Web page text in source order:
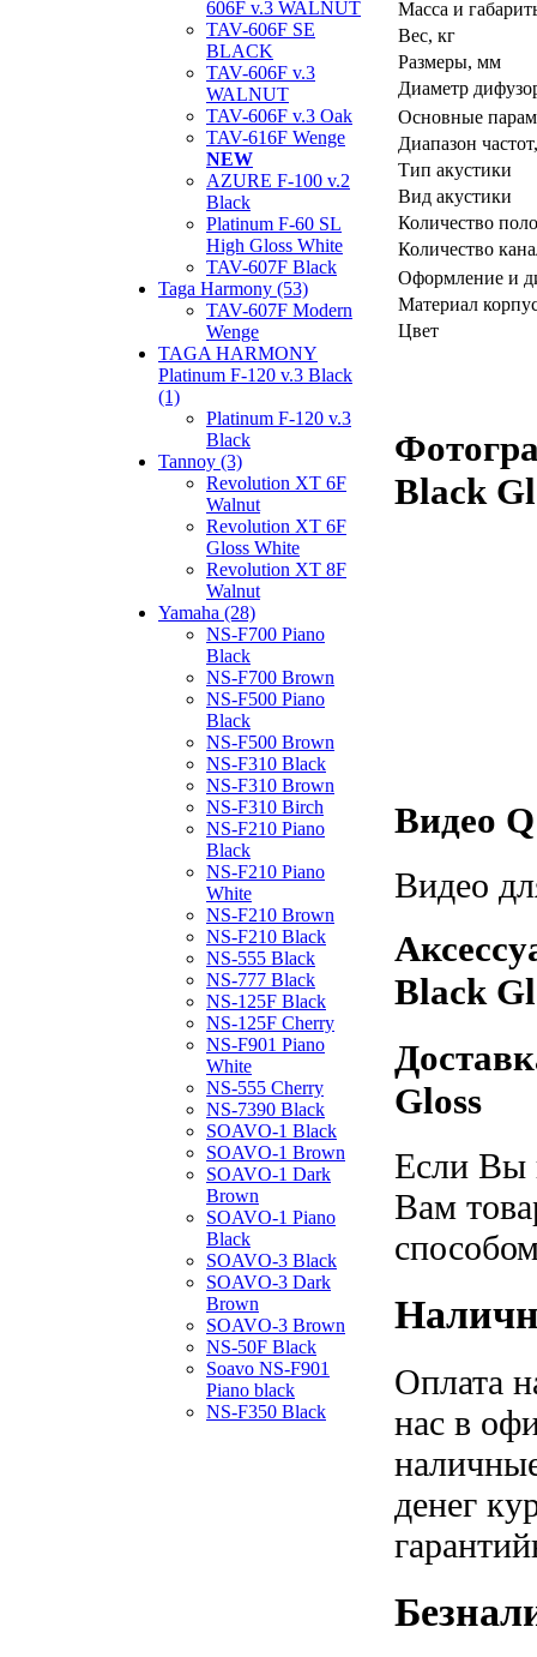
606F v.3 WALNUT
TAV-606F SE
BLACK
TAV-606F v.3
WALNUT
TAV-606F v.3 Oak
TAV-616F Wenge
NEW
AZURE F-100 v.2
Black
Platinum F-60 SL
High Gloss White
TAV-607F Black
Taga Harmony (53)
TAV-607F Modern
Wenge
TAGA HARMONY
Platinum F-120 v.3 Black
(1)
Platinum F-120 v.3
Black
Tannoy (3)
Revolution XT 6F
Walnut
Revolution XT 6F
Gloss White
Revolution XT 8F
Walnut
Yamaha (28)
NS-F700 Piano
Black
NS-F700 Brown
NS-F500 Piano
Black
NS-F500 Brown
NS-F310 Black
NS-F310 Brown
NS-F310 Birch
NS-F210 Piano
Black
NS-F210 Piano
White
NS-F210 Brown
NS-F210 Black
NS-555 Black
NS-777 Black
NS-125F Black
NS-125F Cherry
NS-F901 Piano
White
NS-555 Cherry
NS-7390 Black
SOAVO-1 Black
SOAVO-1 Brown
SOAVO-1 Dark
Brown
SOAVO-1 Piano
Black
SOAVO-3 Black
SOAVO-3 Dark
Brown
SOAVO-3 Brown
NS-50F Black
Soavo NS-F901
Piano black
NS-F350 Black
Масса и
Вес, кг
Размеры, мм
Диаметр
Основные
Диапазон
Тип акустики
Вид акустики
Количество
Количество
Оформление и
Материал
Цвет
Black
Видео
Видео
Black
Gloss
Если Вы
Вам
Оплата
нас в
денег